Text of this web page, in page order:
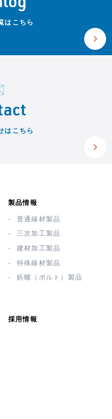
はこちら
はこちら
製品情報
普通線材製品
三次加工製品
建材加工製品
特殊線材製品
鋲螺（ボルト）製品
採用情報